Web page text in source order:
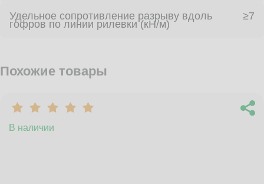
Удельное сопротивление разрыву вдоль
гофров по линии рилевки (кН/м)
≥7
Похожие товары
В наличии